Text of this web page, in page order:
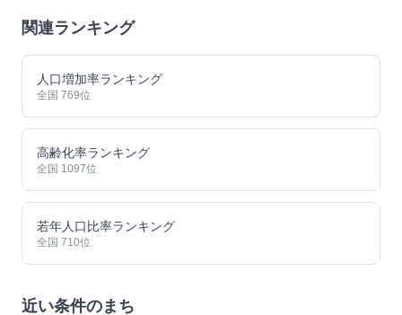
関連ランキング
人口増加率ランキング
全国 769位
高齢化率ランキング
全国 1097位
若年人口比率ランキング
全国 710位
近い条件のまち